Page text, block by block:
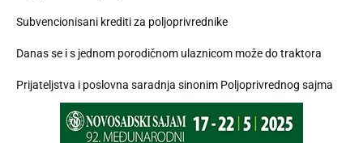
Subvencionisani krediti za poljoprivrednike
Danas se i s jednom porodičnom ulaznicom može do traktora
Prijateljstva i poslovna saradnja sinonim Poljoprivrednog sajma